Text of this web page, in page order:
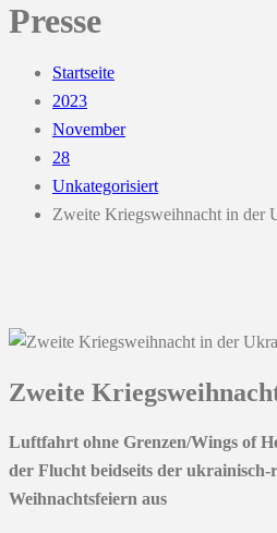
Presse
Startseite
2023
November
28
Unkategorisiert
Zweite Kriegsweihnacht in der
Zweite
Luftfahrt ohne Grenzen/Wings of
der Flucht beidseits der ukrainisch-
Weihnachtsfeiern aus